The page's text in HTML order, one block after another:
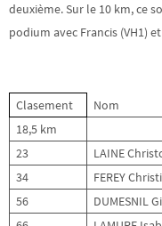
deuxième. Sur le 10 km, ce
podium avec Francis (VH1)
Clasement Nom
18,5 km
23
LAINE
34
FEREY
56
DUMESNIL